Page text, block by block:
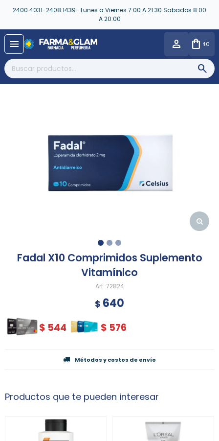
2400 4031-2408 1439- Lunes a Viernes 7:00 A 21:30 Sabados 8:00
A 20:00
menu $0
Fadal X10 Comprimidos Suplemento
Vitamínico
72824
$ 640
$ 544 $ 576
Métodos y costos de envío
Productos que te pueden interesar